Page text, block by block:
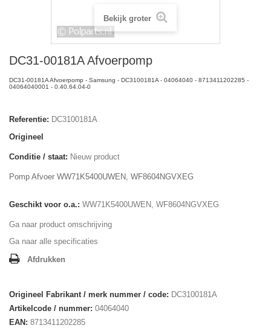
Bekijk groter
DC31-00181A Afvoerpomp
DC31-00181A Afvoerpomp - Samsung - DC3100181A - 04064040 - 8713411202285 -
04064040001 - 0.40.64.04-0
Referentie: DC3100181A
Origineel
Conditie / staat: Nieuw product
Pomp Afvoer WW71K5400UWEN, WF8604NGVXEG
Geschikt voor o.a.: WW71K5400UWEN, WF8604NGVXEG
Ga naar product omschrijving
Ga naar alle specificaties
Afdrukken
Origineel Fabrikant / merk nummer / code: DC3100181A
Artikelcode / nummer: 04064040
EAN: 8713411202285